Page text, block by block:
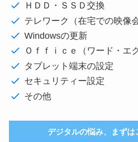
ＨＤＤ・ＳＳＤ交換
テレワーク（在宅での映像
Windowsの更新
Ｏｆｆｉｃｅ（ワード・エ
タブレット端末の設定
セキュリティー設定
その他
デジタルの悩み、まずは